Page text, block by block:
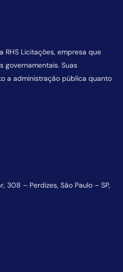
RHS Licitações, empresa que
governamentais. Suas
a administração pública quanto
308 – Perdizes, São Paulo – SP,